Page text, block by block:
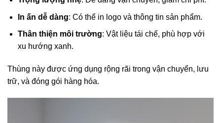
In ấn dễ dàng: Có thể in logo và thông tin sản phẩm.
Thân thiện môi trường: Vật liệu tái chế, phù hợp với
xu hướng xanh.
Thùng này được ứng dụng rộng rãi trong vận chuyển, lưu
trữ, và đóng gói hàng hóa.